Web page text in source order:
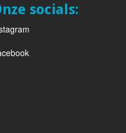
socials: